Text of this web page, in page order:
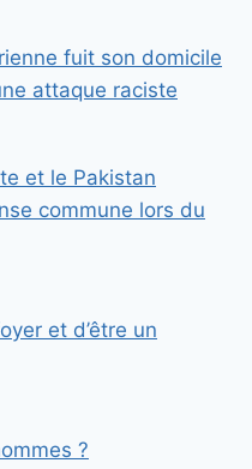
fuit son domicile
attaque raciste
et le Pakistan
commune lors du
et d’être un
?